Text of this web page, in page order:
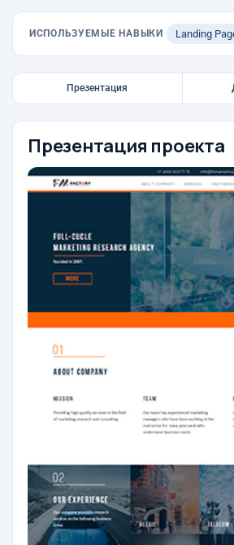
ИСПОЛЬЗУЕМЫЕ НАВЫКИ Landing
Презентация
Презентация проекта